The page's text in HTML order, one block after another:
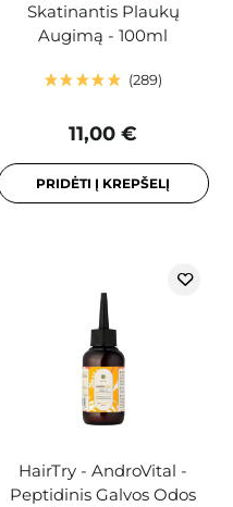
Skatinantis Plaukų
Augimą - 100ml
289
11,00 €
PRIDĖTI Į KREPŠELĮ
HairTry - AndroVital -
Peptidinis Galvos Odos